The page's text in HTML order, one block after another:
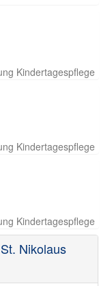
Kindertagespflege
Kindertagespflege
Kindertagespflege
Nikolaus